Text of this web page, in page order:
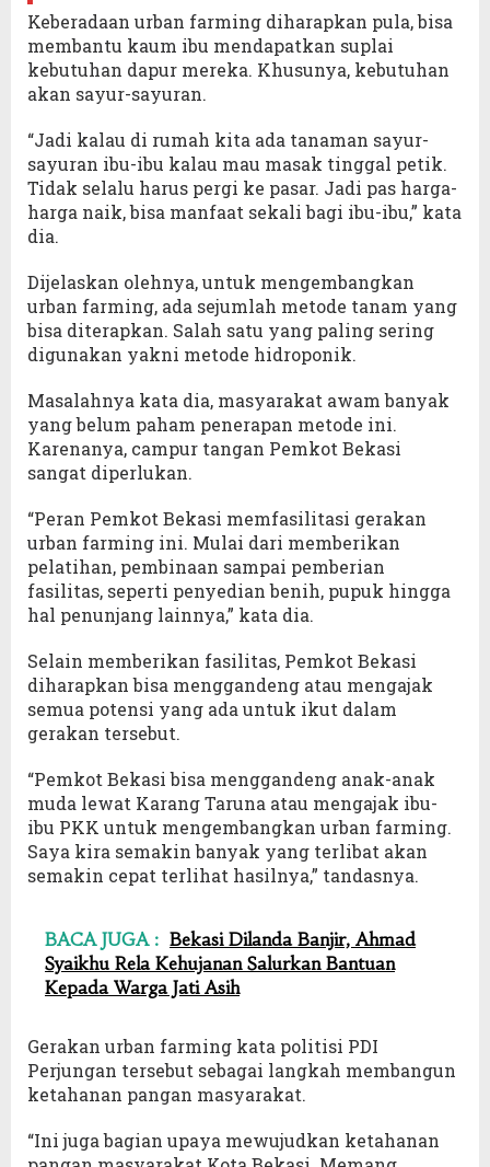
Keberadaan urban farming diharapkan pula, bisa
membantu kaum ibu mendapatkan suplai
kebutuhan dapur mereka. Khusunya, kebutuhan
akan sayur-sayuran.
“Jadi kalau di rumah kita ada tanaman sayur-
sayuran ibu-ibu kalau mau masak tinggal petik.
Tidak selalu harus pergi ke pasar. Jadi pas harga-
harga naik, bisa manfaat sekali bagi ibu-ibu,” kata
dia.
Dijelaskan olehnya, untuk mengembangkan
urban farming, ada sejumlah metode tanam yang
bisa diterapkan. Salah satu yang paling sering
digunakan yakni metode hidroponik.
Masalahnya kata dia, masyarakat awam banyak
yang belum paham penerapan metode ini.
Karenanya, campur tangan Pemkot Bekasi
sangat diperlukan.
“Peran Pemkot Bekasi memfasilitasi gerakan
urban farming ini. Mulai dari memberikan
pelatihan, pembinaan sampai pemberian
fasilitas, seperti penyedian benih, pupuk hingga
hal penunjang lainnya,” kata dia.
Selain memberikan fasilitas, Pemkot Bekasi
diharapkan bisa menggandeng atau mengajak
semua potensi yang ada untuk ikut dalam
gerakan tersebut.
“Pemkot Bekasi bisa menggandeng anak-anak
muda lewat Karang Taruna atau mengajak ibu-
ibu PKK untuk mengembangkan urban farming.
Saya kira semakin banyak yang terlibat akan
semakin cepat terlihat hasilnya,” tandasnya.
BACA JUGA : Bekasi Dilanda Banjir, Ahmad
Syaikhu Rela Kehujanan Salurkan Bantuan
Kepada Warga Jati Asih
Gerakan urban farming kata politisi PDI
Perjungan tersebut sebagai langkah membangun
ketahanan pangan masyarakat.
“Ini juga bagian upaya mewujudkan ketahanan